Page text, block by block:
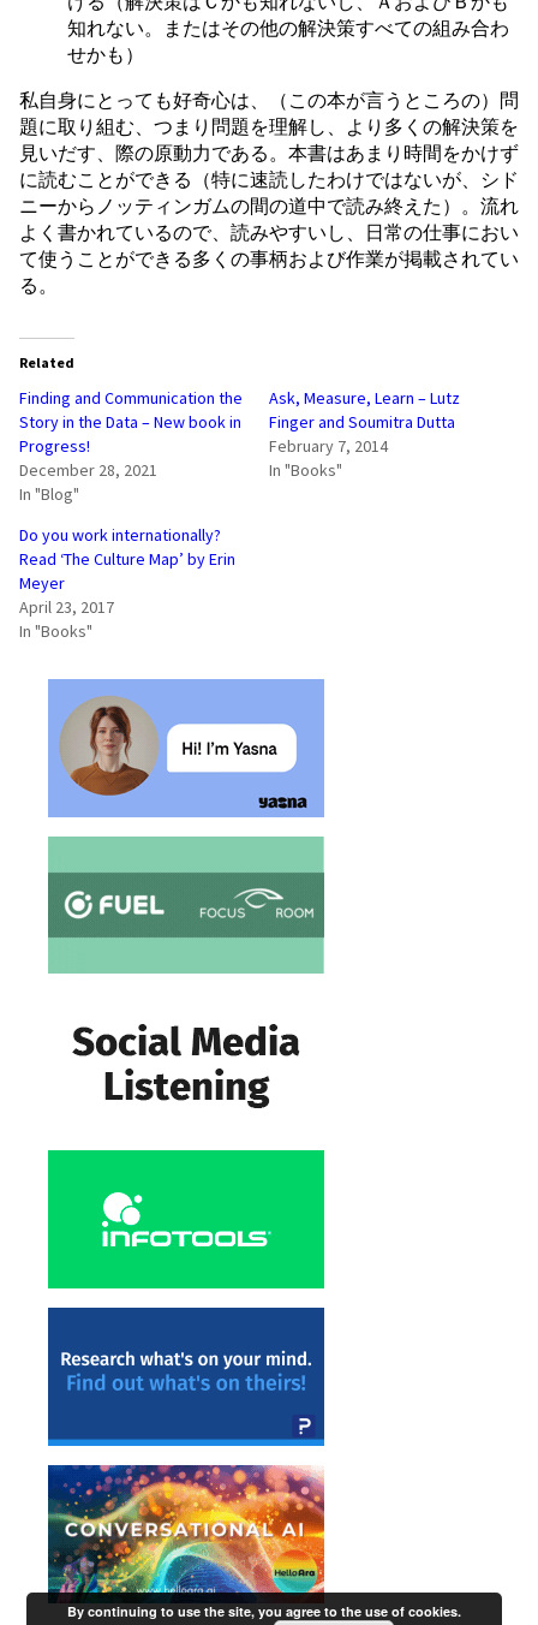
知れない。またはその他の解決策すべての組み合わ
せかも）
私自身にとっても好奇心は、（この本が言うところの）問
題に取り組む、つまり問題を理解し、より多くの解決策を
見いだす、際の原動力である。本書はあまり時間をかけず
に読むことができる（特に速読したわけではないが、シド
ニーからノッティンガムの間の道中で読み終えた）。流れ
よく書かれているので、読みやすいし、日常の仕事におい
て使うことができる多くの事柄および作業が掲載されてい
る。
Related
Finding and Communication the
Story in the Data – New book in
Progress!
December 28, 2021
In "Blog"
Ask, Measure, Learn – Lutz
Finger and Soumitra Dutta
February 7, 2014
In "Books"
Do you work internationally?
Read ‘The Culture Map’ by Erin
Meyer
April 23, 2017
In "Books"
By continuing to use the site, you agree to the use of cookies.